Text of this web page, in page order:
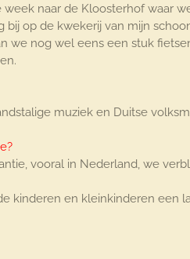
naar de Kloosterhof waar
bij op de kwekerij van mijn
we nog wel eens een stuk
muziek en Duitse
vooral in Nederland, we
kinderen en kleinkinderen een